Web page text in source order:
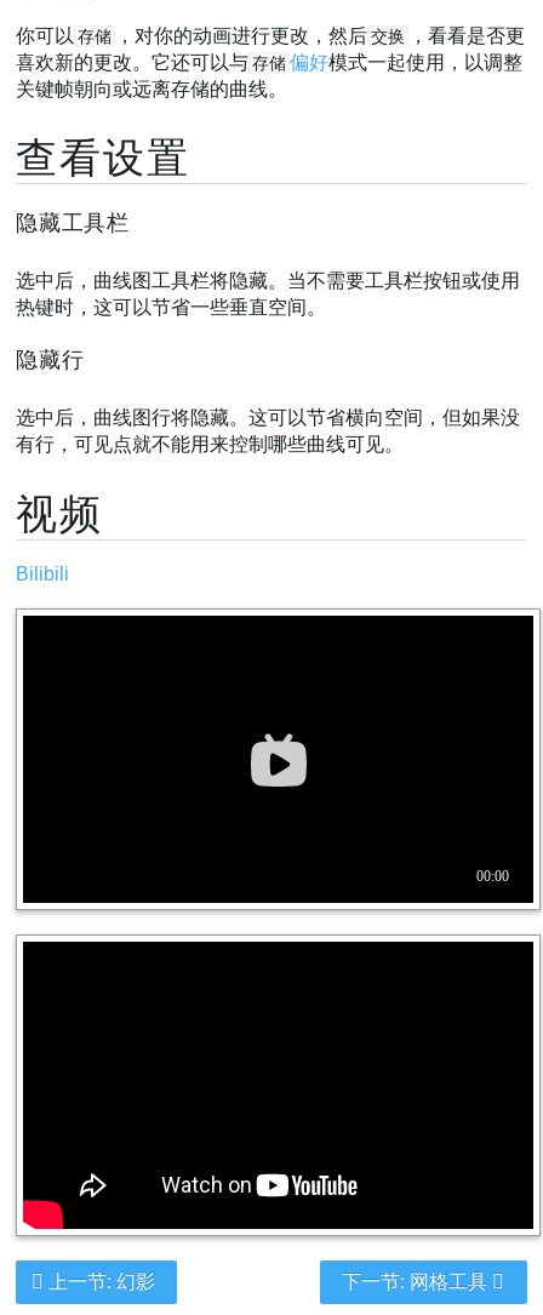
你可以 存储 ，对你的动画进行更改，然后 交换
，看看是否更
喜欢新的更改。它还可以与 存储 偏好模式一起使用，以调整
关键帧朝向或远离存储的曲线。
查看设置
隐藏工具栏
选中后，曲线图工具栏将隐藏。当不需要工具栏按钮或使用
热键时，这可以节省一些垂直空间。
隐藏行
选中后，曲线图行将隐藏。这可以节省横向空间，但如果没
有行，可见点就不能用来控制哪些曲线可见。
视频
Bilibili
下一节: 网格工具
上一节: 幻影